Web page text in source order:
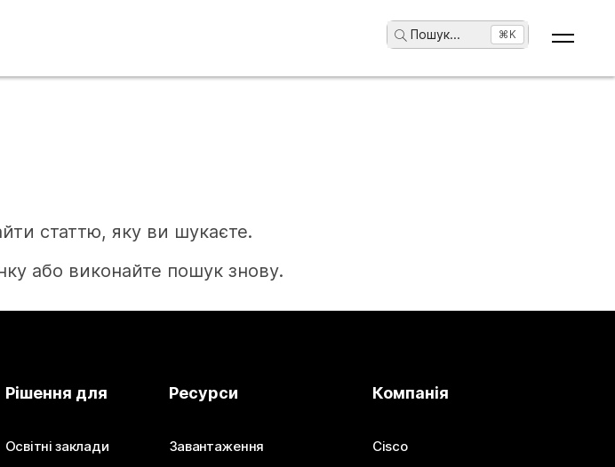
Пошук... ⌘K
статтю, яку ви шукаєте.
або виконайте пошук знову.
відповідь?
запитання
Рішення для
Освітні заклади
Ресурси
Завантаження
Компанія
Cisco